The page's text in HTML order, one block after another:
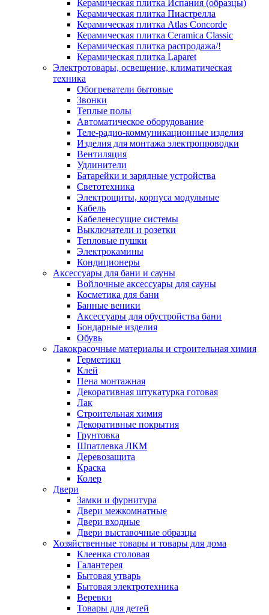
Керамическая плитка Испания (образцы)
Керамическая плитка Пиастрелла
Керамическая плитка Atlas Concorde
Керамическая плитка Ceramica Classic
Керамическая плитка распродажа/!
Керамическая плитка Laparet
Электротовары, освещение, климатическая
техника
Обогреватели бытовые
Звонки
Теплые полы
Автоматическое оборудование
Теле-радио-коммуникационные изделия
Изделия для монтажа электропроводки
Вентиляция
Удлинители
Батарейки и зарядные устройства
Светотехника
Электрощиты, корпуса модульные
Кабель
Кабеленесущие системы
Выключатели и розетки
Тепловые пушки
Электрокамины
Кондиционеры
Аксессуары для бани и сауны
Войлочные аксессуары для сауны
Косметика для бани
Банные веники
Аксессуары для обустройства бани
Бондарные изделия
Обувь
Лакокрасочные материалы и строительная химия
Герметики
Клей
Пена монтажная
Декоративная штукатурка готовая
Лак
Строительная химия
Декоративные покрытия
Грунтовка
Шпатлевка ЛКМ
Деревозащита
Краска
Колер
Двери
Замки и фурнитура
Двери межкомнатные
Двери входные
Двери выставочные образцы
Хозяйственные товары и товары для дома
Клеенка столовая
Галантерея
Бытовая утварь
Бытовая электротехника
Веревки
Товары для детей